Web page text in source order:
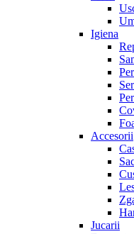
Igiena
Accesorii
Jucarii